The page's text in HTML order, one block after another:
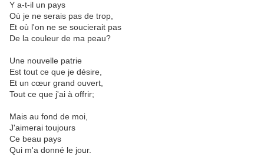
Y a-t-il un pays
Où je ne serais pas de trop,
Et où l'on ne se soucierait pas
De la couleur de ma peau?
Une nouvelle patrie
Est tout ce que je désire,
Et un cœur grand ouvert,
Tout ce que j'ai à offrir;
Mais au fond de moi,
J'aimerai toujours
Ce beau pays
Qui m'a donné le jour.